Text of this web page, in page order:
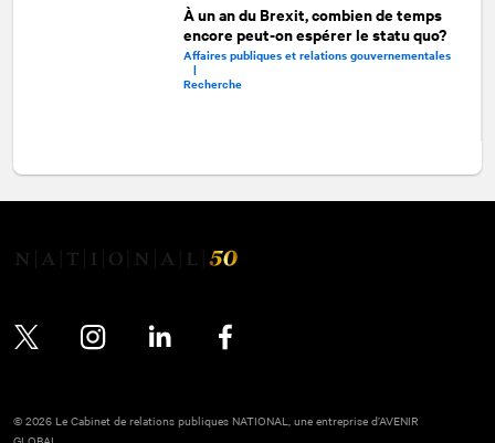
À un an du Brexit, combien de temps
encore peut-on espérer le statu quo?
Affaires publiques et relations gouvernementales
|
Recherche
© 2026 Le Cabinet de relations publiques NATIONAL, une entreprise d’AVENIR